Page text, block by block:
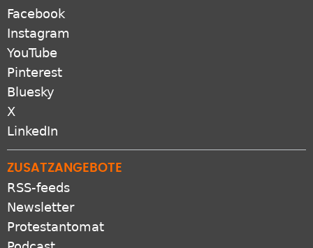
SOZIALE NETZWERKE
Facebook
Instagram
YouTube
Pinterest
Bluesky
X
ZUSATZANGEBOTE
RSS-feeds
Newsletter
Protestantomat